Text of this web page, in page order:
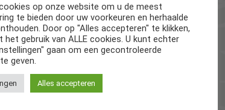
op onze website om u de meest
te bieden door uw voorkeuren en herhaalde
Door op "Alles accepteren" te klikken,
gebruik van ALLE cookies. U kunt echter
gaan om een gecontroleerde
geven.
Alles accepteren